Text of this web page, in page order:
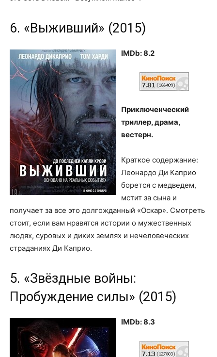
6. «Выживший» (2015)
IMDb: 8.2
Приключенческий
триллер, драма,
вестерн.
Краткое содержание:
Леонардо Ди Каприо
борется с медведем,
мстит за сына и
получает за все это долгожданный «Оскар». Смотреть
стоит, если вам нравятся истории о мужественных
людях, суровых и диких землях и нечеловеческих
страданиях Ди Каприо.
5. «Звёздные войны:
Пробуждение силы» (2015)
IMDb: 8.3